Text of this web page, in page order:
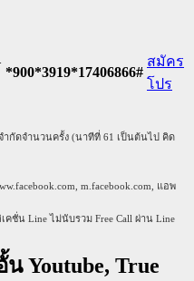
*900*3919*17406866#
สมัคร
โปร
กัดจำนวนครั้ง (นาทีที่ 61 เป็นต้นไป คิด
m.facebook.com, แอพ
ชั่น Line ไม่นับรวม Free Call ผ่าน Line
Youtube, True